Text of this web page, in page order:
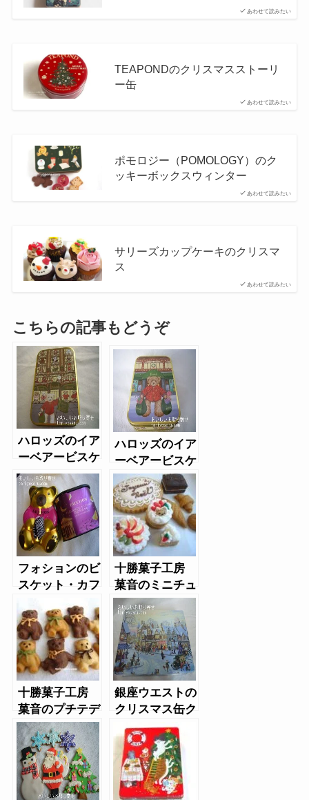
あわせて読みたい
あわせて読みたい
TEAPONDのクリスマスストーリ
ー缶
あわせて読みたい
ポモロジー（POMOLOGY）のク
ッキーボックスウィンター
あわせて読みたい
サリーズカップケーキのクリスマ
ス
こちらの記事もどうぞ
ハロッズのイア
ーベアービスケ
ット2015（コ
コア味）
ハロッズのイア
ーベアービスケ
ット2014（バ
タースコッチ
味）
フォションのビ
スケット・カフ
セット
十勝菓子工房
菓音のミニチュ
アケーキクッキ
ー
十勝菓子工房
菓音のプチテデ
ィベア
銀座ウエストの
クリスマス缶ク
ッキー2014年